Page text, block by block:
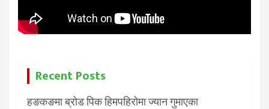
Recent Posts
हङकङमा ब्रोड पिक हिमपहिरोमा ज्यान गुमाएका